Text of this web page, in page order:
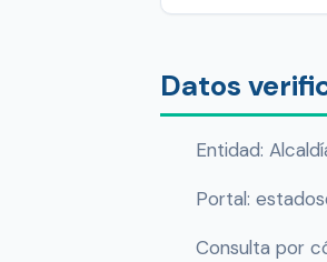
Datos
Entidad:
Portal:
Consulta por